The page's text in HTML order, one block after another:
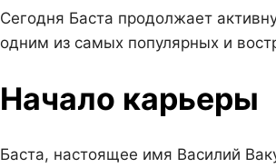
Сегодня Баста продолжает
одним из самых популярных и
Начало карьеры
Баста, настоящее имя Василий